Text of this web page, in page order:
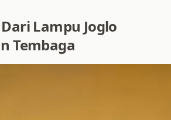
Lampu Joglo
Tembaga